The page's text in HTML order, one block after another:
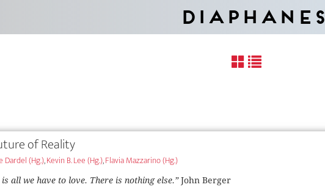
Diaphanes
of Reality
Dardel (Hg.),Kevin B. Lee (Hg.),Flavia Mazzarino (Hg.)
is all we have to love. There is nothing else.”John Berger